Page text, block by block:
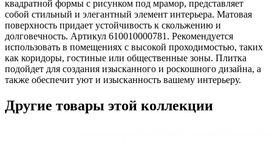
квадратной формы с рисунком под мрамор, представляет
собой стильный и элегантный элемент интерьера. Матовая
поверхность придает устойчивость к скольжению и
долговечность. Артикул 610010000781. Рекомендуется
использовать в помещениях с высокой проходимостью, таких
как коридоры, гостиные или общественные зоны. Плитка
подойдет для создания изысканного и роскошного дизайна, а
также обеспечит уют и изысканность вашему интерьеру.
Другие товары этой коллекции